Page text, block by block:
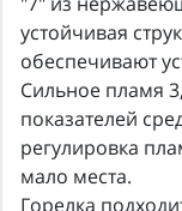
устойчивая
обеспечивают
Сильное пламя
показателей
регулировка
мало места.
Горелка